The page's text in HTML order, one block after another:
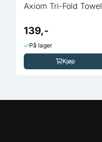
Axiom Tri-Fold Towel
139,-
På lager
Kjøp